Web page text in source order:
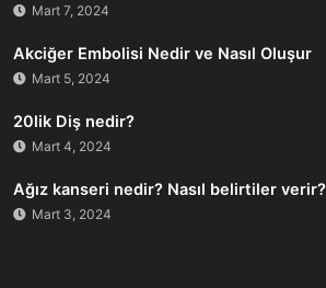
Mart 7, 2024
Akciğer Embolisi Nedir ve Nasıl Oluşur
Mart 5, 2024
20lik Diş nedir?
Mart 4, 2024
Ağız kanseri nedir? Nasıl belirtiler verir?
Mart 3, 2024